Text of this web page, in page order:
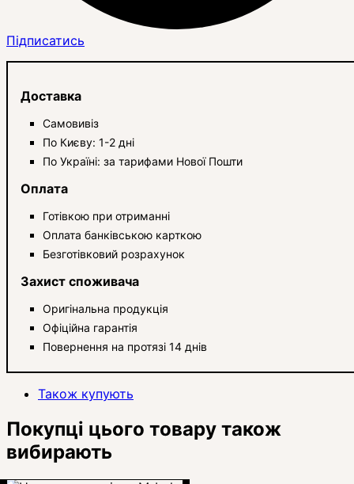
Підписатись
Доставка
Самовивіз
По Києву: 1-2 дні
По Україні: за тарифами Нової Пошти
Оплата
Готівкою при отриманні
Оплата банківською карткою
Безготівковий розрахунок
Захист споживача
Оригінальна продукція
Офіційна гарантія
Повернення на протязі 14 днів
Також купують
Покупці цього товару також
вибирають